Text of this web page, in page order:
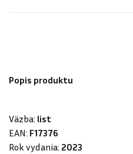
Popis produktu
Väzba: list
EAN: F17376
Rok vydania: 2023